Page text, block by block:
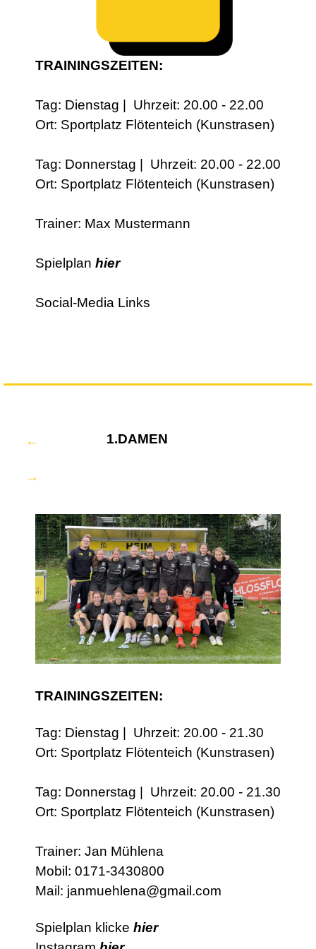
TRAININGSZEITEN:
Tag: Dienstag | Uhrzeit: 20.00 - 22.00
Ort: Sportplatz Flötenteich (Kunstrasen)
Tag: Donnerstag | Uhrzeit: 20.00 - 22.00
Ort: Sportplatz Flötenteich (Kunstrasen)
Trainer: Max Mustermann
Spielplan hier
Social-Media Links
1.DAMEN
TRAININGSZEITEN:
Tag: Dienstag | Uhrzeit: 20.00 - 21.30
Ort: Sportplatz Flötenteich (Kunstrasen)
Tag: Donnerstag | Uhrzeit: 20.00 - 21.30
Ort: Sportplatz Flötenteich (Kunstrasen)
Trainer: Jan Mühlena
Mobil: 0171-3430800
Mail: janmuehlena@gmail.com
Spielplan klicke hier